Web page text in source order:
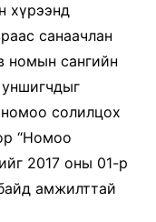
хүрээнд
санаачлан
номын сангийн
уншигчдыг
солилцох
“Номоо
2017 оны 01-р
амжилттай